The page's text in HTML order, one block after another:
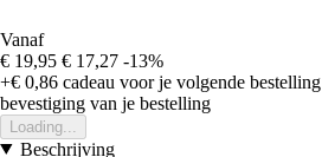
Vanaf
€ 19,95 € 17,27 -13%
+€ 0,86 cadeau voor je volgende bestelling
bevestiging van je bestelling
Loading...
Beschrijving